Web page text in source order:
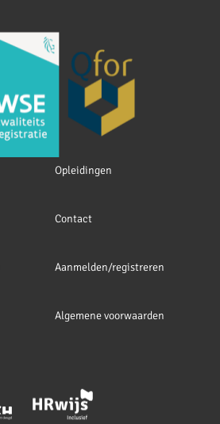
Opleidingen
Contact
Aanmelden/registreren
Algemene voorwaarden